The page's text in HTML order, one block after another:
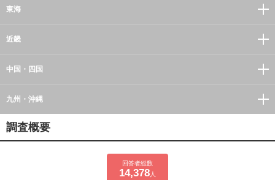
東海
近畿
中国・四国
九州・沖縄
調査概要
回答者総数
14,378 人